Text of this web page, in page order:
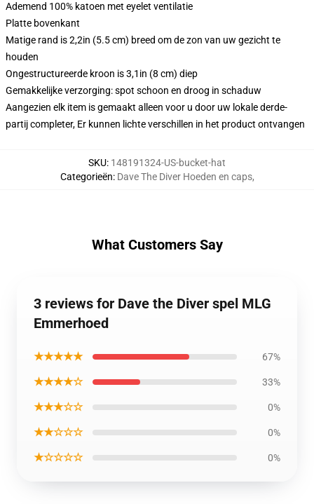
Ademend 100% katoen met eyelet ventilatie
Platte bovenkant
Matige rand is 2,2in (5.5 cm) breed om de zon van uw gezicht te
houden
Ongestructureerde kroon is 3,1in (8 cm) diep
Gemakkelijke verzorging: spot schoon en droog in schaduw
Aangezien elk item is gemaakt alleen voor u door uw lokale derde-
partij completer, Er kunnen lichte verschillen in het product ontvangen
SKU: 148191324-US-bucket-hat
Categorieën: Dave The Diver Hoeden en caps,
What Customers Say
3 reviews for Dave the Diver spel MLG
Emmerhoed
★★★★★ 67%
★★★★☆ 33%
★★★☆☆ 0%
★★☆☆☆ 0%
★☆☆☆☆ 0%